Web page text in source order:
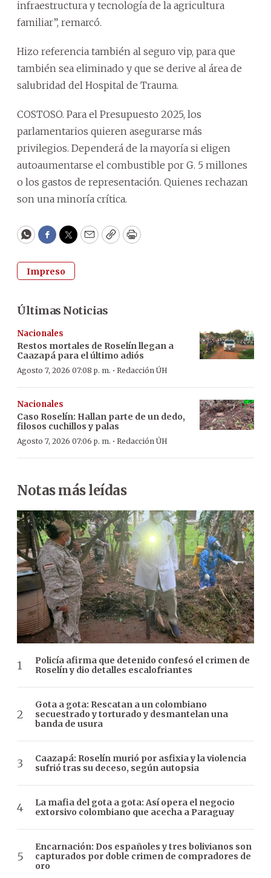
infraestructura y tecnología de la agricultura
familiar”, remarcó.
Hizo referencia también al seguro vip, para que
también sea eliminado y que se derive al área de
salubridad del Hospital de Trauma.
COSTOSO. Para el Presupuesto 2025, los
parlamentarios quieren asegurarse más
privilegios. Dependerá de la mayoría si eligen
autoaumentarse el combustible por G. 5 millones
o los gastos de representación. Quienes rechazan
son una minoría crítica.
WhatsApp
Facebook
Twitter
EmailCopyPrint
Impreso
Últimas Noticias
Nacionales
Restos mortales de Roselín llegan a
Caazapá para el último adiós
Agosto 7, 2026 07:08 p. m. · Redacción ÚH
Nacionales
Caso Roselín: Hallan parte de un dedo,
filosos cuchillos y palas
Agosto 7, 2026 07:06 p. m. · Redacción ÚH
Notas más leídas
Policía afirma que detenido confesó el crimen de
Roselín y dio detalles escalofriantes
Gota a gota: Rescatan a un colombiano
secuestrado y torturado y desmantelan una
banda de usura
Caazapá: Roselín murió por asfixia y la violencia
sufrió tras su deceso, según autopsia
La mafia del gota a gota: Así opera el negocio
extorsivo colombiano que acecha a Paraguay
Encarnación: Dos españoles y tres bolivianos son
capturados por doble crimen de compradores de
oro